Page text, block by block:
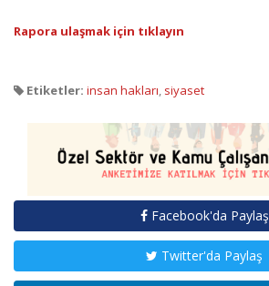
Rapora ulaşmak için tıklayın
Etiketler: insan hakları, siyaset
Facebook'da Paylaş
Twitter'da Paylaş